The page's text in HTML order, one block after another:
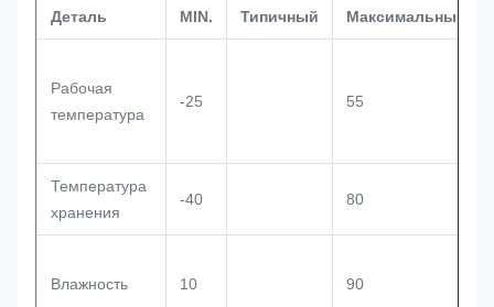
Деталь MIN. Типичный Максимальный.
Рабочая
температура
-25 55
Температура
хранения
-40 80
Влажность 10 90